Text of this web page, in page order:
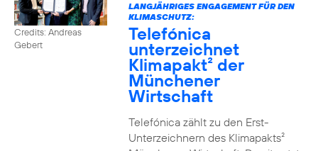
Credits: Andreas
Gebert
LANGJÄHRIGES ENGAGEMENT FÜR DEN
KLIMASCHUTZ:
Telefónica
unterzeichnet
Klimapakt² der
Münchener
Wirtschaft
Telefónica zählt zu den Erst-
Unterzeichnern des Klimapakts²